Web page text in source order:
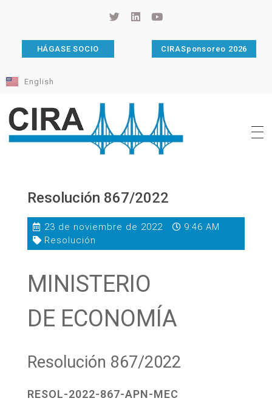
HÁGASE SOCIO CIRASponsoreo 2026
English
Resolución 867/2022
23 de noviembre de 2022
9:46 AM
Resolución
MINISTERIO
DE ECONOMÍA
Resolución 867/2022
RESOL-2022-867-APN-MEC